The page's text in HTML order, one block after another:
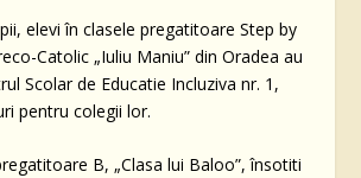
elevi în clasele pregatitoare Step by
Catolic „Iuliu Maniu” din Oradea au
Scolar de Educatie Incluziva nr. 1,
pentru colegii lor.
B, „Clasa lui Baloo”, însotiti